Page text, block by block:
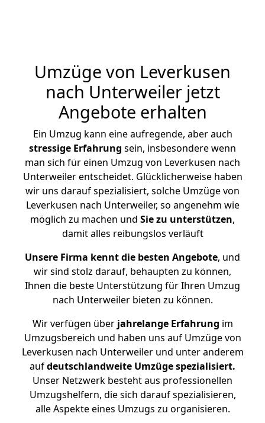
Umzüge von Leverkusen
nach Unterweiler jetzt
Angebote erhalten
Ein Umzug kann eine aufregende, aber auch
stressige Erfahrung sein, insbesondere wenn
man sich für einen Umzug von Leverkusen nach
Unterweiler entscheidet. Glücklicherweise haben
wir uns darauf spezialisiert, solche Umzüge von
Leverkusen nach Unterweiler, so angenehm wie
möglich zu machen und Sie zu unterstützen,
damit alles reibungslos verläuft
Unsere Firma kennt die besten Angebote, und
wir sind stolz darauf, behaupten zu können,
Ihnen die beste Unterstützung für Ihren Umzug
nach Unterweiler bieten zu können.
Wir verfügen überjahrelange Erfahrung im
Umzugsbereich und haben uns auf Umzüge von
Leverkusen nach Unterweiler und unter anderem
aufdeutschlandweite Umzüge spezialisiert.
Unser Netzwerk besteht aus professionellen
Umzugshelfern, die sich darauf spezialisieren,
alle Aspekte eines Umzugs zu organisieren.